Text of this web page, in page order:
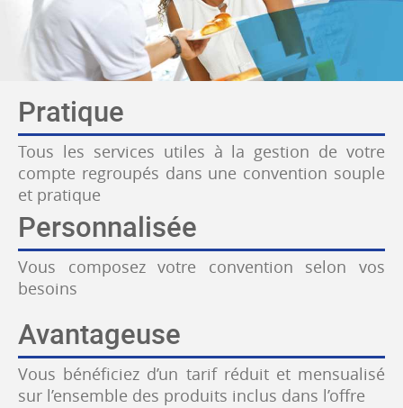
Pratique
Tous les services utiles à la gestion de votre
compte regroupés dans une convention souple
et pratique
Personnalisée
Vous composez votre convention selon vos
besoins
Avantageuse
Vous bénéficiez d’un tarif réduit et mensualisé
sur l’ensemble des produits inclus dans l’offre